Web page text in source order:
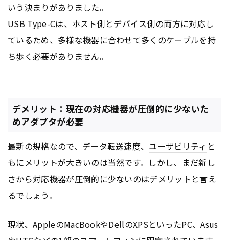
いう決まりがありました。
USB Type-Cは、ホスト側とデバイス側の両方に対応し
ているため、多様な機器に合わせて多くのケーブルを持
ち歩く必要がありません。
デメリット：現在の対応機器が圧倒的に少ないた
めアダプタが必要
最新の規格なので、データ転送速度、 ユーザビリティ と
もにメリットが大きいのは当然です。しかし、まだ新し
さから対応機器が圧倒的に少ないのはデメリットと言え
るでしょう。
現状、AppleのMacBookやDellのXPSといったPC、Asus